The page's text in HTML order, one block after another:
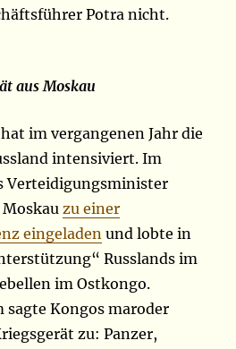
Potra nicht.
aus Moskau
im vergangenen Jahr die
intensiviert. Im
Verteidigungsminister
Moskauzu einer
eingeladen und lobte in
Russlands im
im Ostkongo.
sagte Kongos maroder
zu: Panzer,